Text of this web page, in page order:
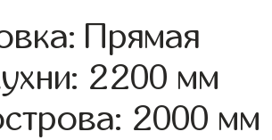
Прямая
2200 мм
2000 мм